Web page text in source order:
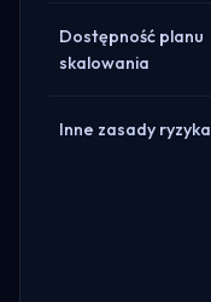
Dostępność planu
skalowania
Inne zasady ryzyka